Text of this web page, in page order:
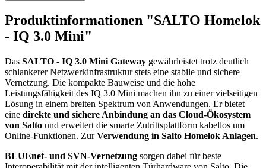
Produktinformationen "SALTO Homelok
- IQ 3.0 Mini"
Das SALTO - IQ 3.0 Mini Gateway gewährleistet trotz deutlich
schlankerer Netzwerkinfrastruktur stets eine stabile und sichere
Vernetzung. Die kompakte Bauweise und die hohe
Leistungsfähigkeit des IQ 3.0 Mini machen ihn zu einer vielseitigen
Lösung in einem breiten Spektrum von Anwendungen. Er bietet
eine direkte und sichere Anbindung an das Cloud-Ökosystem
von Salto und erweitert die smarte Zutrittsplattform kabellos um
Online-Funktionen. ZurVerwendung in Salto Homelok Anlagen.
BLUEnet- und SVN-Vernetzung sorgen dabei für beste